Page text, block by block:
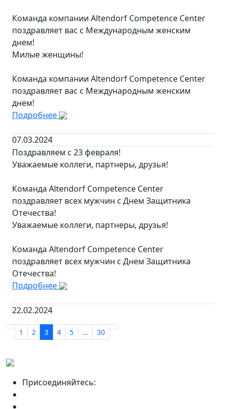
Команда компании Altendorf Competence Center
поздравляет вас с Международным женским
днем!
Милые женщины!
Команда компании Altendorf Competence Center
поздравляет вас с Международным женским
днем!
Подробнее
07.03.2024
Поздравляем с 23 февраля!
Уважаемые коллеги, партнеры, друзья!
Команда Altendorf Competence Center
поздравляет всех мужчин с Днем Защитника
Отечества!
Уважаемые коллеги, партнеры, друзья!
Команда Altendorf Competence Center
поздравляет всех мужчин с Днем Защитника
Отечества!
Подробнее
22.02.2024
1 2 3 4 5 ... 30
Присоединяйтесь: